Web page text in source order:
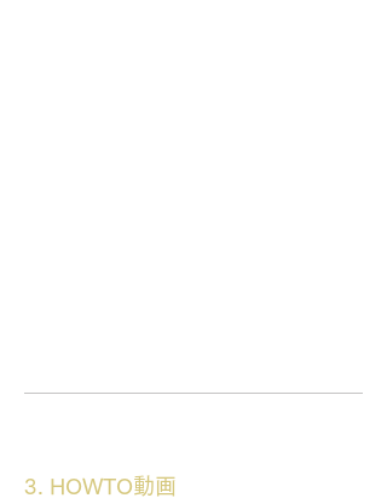
3. HOWTO動画